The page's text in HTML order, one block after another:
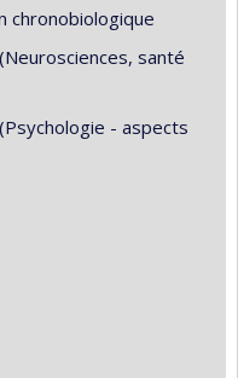
chronobiologique
santé
- aspects